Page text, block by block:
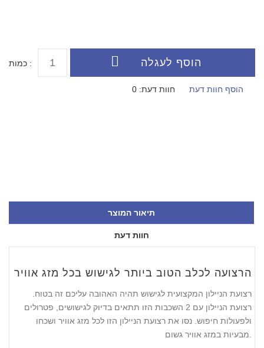
כמות :
חוות דעת: 0 הוסף חוות דעת
תיאור המוצר
חוות דעת
הרצועה לכלב הטוב ביותר לגישוש בכל מזג אוויר
רצועת הניילון המקצועית לגישוש תהיה האהובה עליכם זה בטוח.
רצועת הניילון עם 2 השכבות הזו תתאים בדיוק לגישושים, פטרולים
ולפעולות חיפוש. נסו את רצועת הניילון הזו לכל מזג אוויר ושכחו